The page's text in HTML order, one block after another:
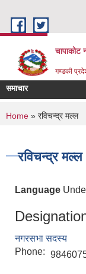
चापाकोट
गण्डकी
समाचार
You are
Home » रविचन्द्र मल्ल
रविचन्द्र मल्ल
Language
नगरसभा सदस्य
Phone: